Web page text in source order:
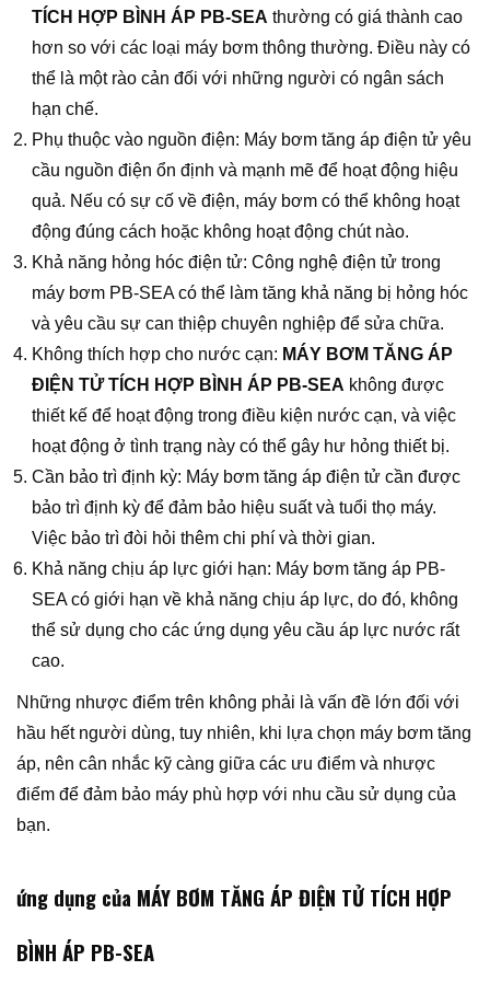
TÍCH HỢP BÌNH ÁP PB-SEA thường có giá thành cao
hơn so với các loại máy bơm thông thường. Điều này có
thể là một rào cản đối với những người có ngân sách
hạn chế.
Phụ thuộc vào nguồn điện: Máy bơm tăng áp điện tử yêu
cầu nguồn điện ổn định và mạnh mẽ để hoạt động hiệu
quả. Nếu có sự cố về điện, máy bơm có thể không hoạt
động đúng cách hoặc không hoạt động chút nào.
Khả năng hỏng hóc điện tử: Công nghệ điện tử trong
máy bơm PB-SEA có thể làm tăng khả năng bị hỏng hóc
và yêu cầu sự can thiệp chuyên nghiệp để sửa chữa.
Không thích hợp cho nước cạn: MÁY BƠM TĂNG ÁP
ĐIỆN TỬ TÍCH HỢP BÌNH ÁP PB-SEA không được
thiết kế để hoạt động trong điều kiện nước cạn, và việc
hoạt động ở tình trạng này có thể gây hư hỏng thiết bị.
Cần bảo trì định kỳ: Máy bơm tăng áp điện tử cần được
bảo trì định kỳ để đảm bảo hiệu suất và tuổi thọ máy.
Việc bảo trì đòi hỏi thêm chi phí và thời gian.
Khả năng chịu áp lực giới hạn: Máy bơm tăng áp PB-
SEA có giới hạn về khả năng chịu áp lực, do đó, không
thể sử dụng cho các ứng dụng yêu cầu áp lực nước rất
cao.
Những nhược điểm trên không phải là vấn đề lớn đối với
hầu hết người dùng, tuy nhiên, khi lựa chọn máy bơm tăng
áp, nên cân nhắc kỹ càng giữa các ưu điểm và nhược
điểm để đảm bảo máy phù hợp với nhu cầu sử dụng của
bạn.
ứng dụng của MÁY BƠM TĂNG ÁP ĐIỆN TỬ TÍCH HỢP
BÌNH ÁP PB-SEA